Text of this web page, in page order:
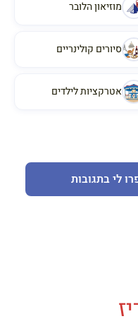
מוזיאון הלובר
סיורים קולינריים
אטרקציות לילדים
לי בתגובות